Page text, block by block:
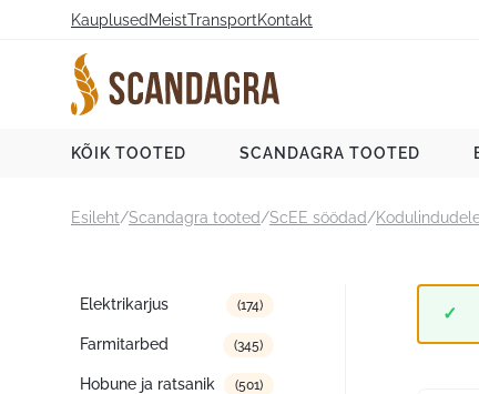
Kauplused MeistTransportKontakt
KÕIK TOOTED SCANDAGRA TOOTED
Esileht/Scandagra tooted/ScEE söödad/
Tootekategooriad
Elektrikarjus (174)
Farmitarbed (345)
Hobune ja ratsanik (501)